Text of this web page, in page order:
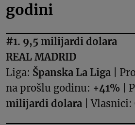
godini
#1. 9,5 milijardi dolara
REAL MADRID
Liga: Španska La Liga |
na prošlu godinu: +41% |
milijardi dolara | Vlasnici: